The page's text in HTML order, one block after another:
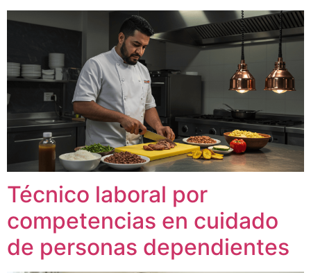
Técnico laboral por
competencias en cuidado
de personas dependientes